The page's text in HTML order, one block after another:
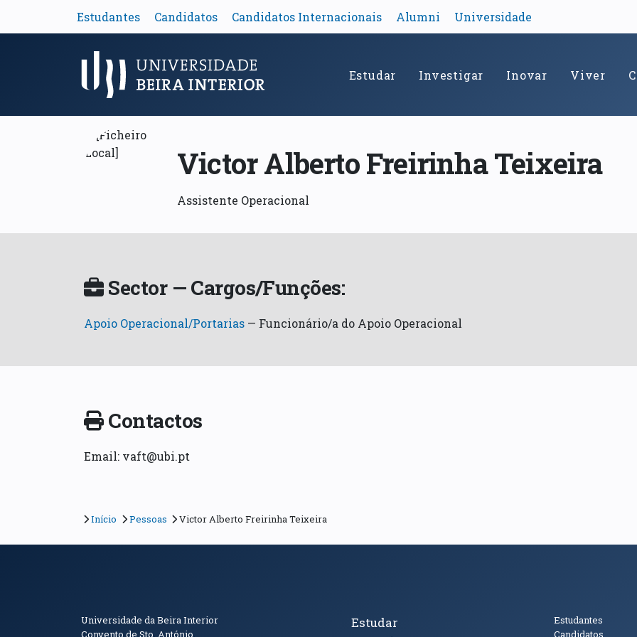
Estudantes Candidatos Candidatos Internacionais Alumni Universidade
Menu Principal Estudar Investigar Inovar Viver
Victor Alberto Freirinha Teixeira
Assistente Operacional
Sector — Cargos/Funções:
Apoio Operacional/Portarias — Funcionário/a do Apoio Operacional
Contactos
Email: vaft@ubi.pt
Início Pessoas Victor Alberto Freirinha Teixeira
Informações de Contacto
Universidade da Beira Interior
Convento de Sto. António.
Tópicos Principais
Estudar
Públicos
Estudantes
Candidatos